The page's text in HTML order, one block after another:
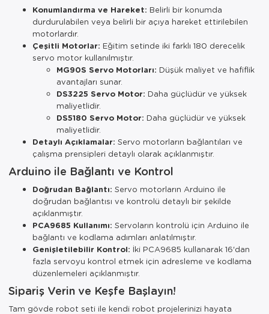
Konumlandırma ve Hareket: Belirli bir konumda
durdurulabilen veya belirli bir açıya hareket ettirilebilen
motorlardır.
Çeşitli Motorlar: Eğitim setinde iki farklı 180 derecelik
servo motor kullanılmıştır.
MG90S Servo Motorları: Düşük maliyet ve hafiflik
avantajları sunar.
DS3225 Servo Motor: Daha güçlüdür ve yüksek
maliyetlidir.
DS5180 Servo Motor: Daha güçlüdür ve yüksek
maliyetlidir.
Detaylı Açıklamalar: Servo motorların bağlantıları ve
çalışma prensipleri detaylı olarak açıklanmıştır.
Arduino ile Bağlantı ve Kontrol
Doğrudan Bağlantı: Servo motorların Arduino ile
doğrudan bağlantısı ve kontrolü detaylı bir şekilde
açıklanmıştır.
PCA9685 Kullanımı: Servoların kontrolü için Arduino ile
bağlantı ve kodlama adımları anlatılmıştır.
Genişletilebilir Kontrol: İki PCA9685 kullanarak 16'dan
fazla servoyu kontrol etmek için adresleme ve kodlama
düzenlemeleri açıklanmıştır.
Sipariş Verin ve Keşfe Başlayın!
Tam gövde robot seti ile kendi robot projelerinizi hayata